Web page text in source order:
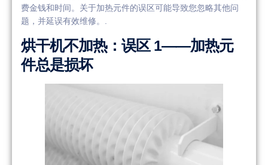
费金钱和时间。关于加热元件的误区可能导致您忽略其他问
题，并延误有效维修。.
烘干机不加热：误区 1——加热元
件总是损坏